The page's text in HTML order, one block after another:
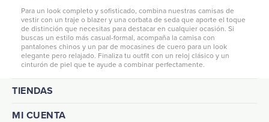
Para un look completo y sofisticado, combina nuestras camisas de
vestir con un traje o blazer y una corbata de seda que aporte el toque
de distinción que necesitas para destacar en cualquier ocasión. Si
buscas un estilo más casual-formal, acompaña la camisa con
pantalones chinos y un par de mocasines de cuero para un look
elegante pero relajado. Finaliza tu outfit con un reloj clásico y un
cinturón de piel que te ayude a combinar perfectamente.
TIENDAS
MI CUENTA